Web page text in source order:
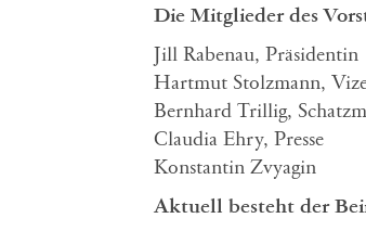
Die Mitglieder des
Jill Rabenau, Präsidentin
Hartmut Stolzmann,
Bernhard Trillig,
Claudia Ehry, Presse
Konstantin Zvyagin
Aktuell besteht der